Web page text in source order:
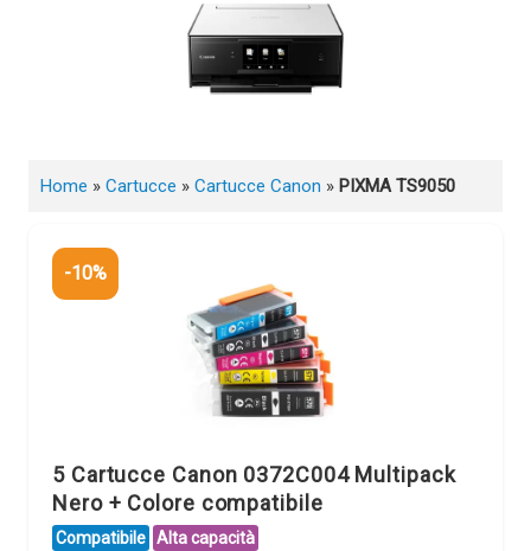
Home » Cartucce » Cartucce Canon » PIXMA TS9050
-10%
5 Cartucce Canon 0372C004 Multipack
Nero + Colore compatibile
Compatibile Alta capacità